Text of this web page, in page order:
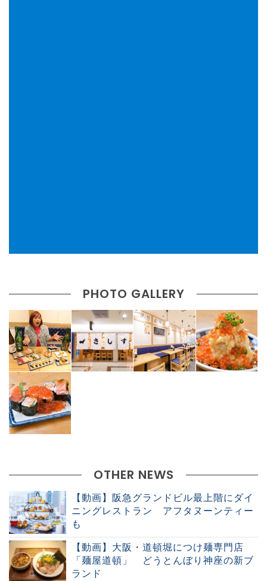
PHOTO GALLERY
OTHER NEWS
【動画】阪急グランドビル最上階にダイ
ニングレストラン アフタヌーンティー
も
【動画】大阪・道頓堀につけ麺専門店
「麺屋道頓」 どうとんぼり神座の新ブ
ランド